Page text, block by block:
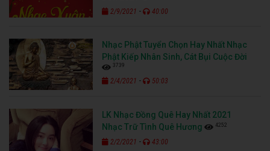
2/9/2021 - 40:00
Nhạc Phật Tuyển Chọn Hay Nhất Nhạc
Phật Kiếp Nhân Sinh, Cát Bụi Cuộc Đời
3739
2/4/2021 - 50:03
LK Nhạc Đồng Quê Hay Nhất 2021
Nhạc Trữ Tình Quê Hương
4252
2/2/2021 - 43:00